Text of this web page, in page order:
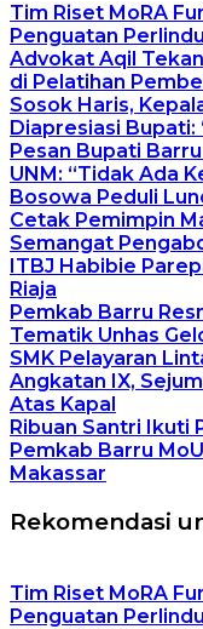
Tim Riset MoRA
Penguatan
Advokat Aqil
di Pelatihan
Sosok Haris,
Diapresiasi Bupati:
Pesan Bupati
UNM: “Tidak Ada
Bosowa Peduli
Cetak Pemimpin
Semangat
ITBJ Habibie
Riaja
Pemkab Barru
Tematik Unhas
SMK Pelayaran
Angkatan IX,
Atas Kapal
Ribuan Santri Ikuti
Pemkab Barru
Makassar
Rekomendasi
Tim Riset MoRA
Penguatan